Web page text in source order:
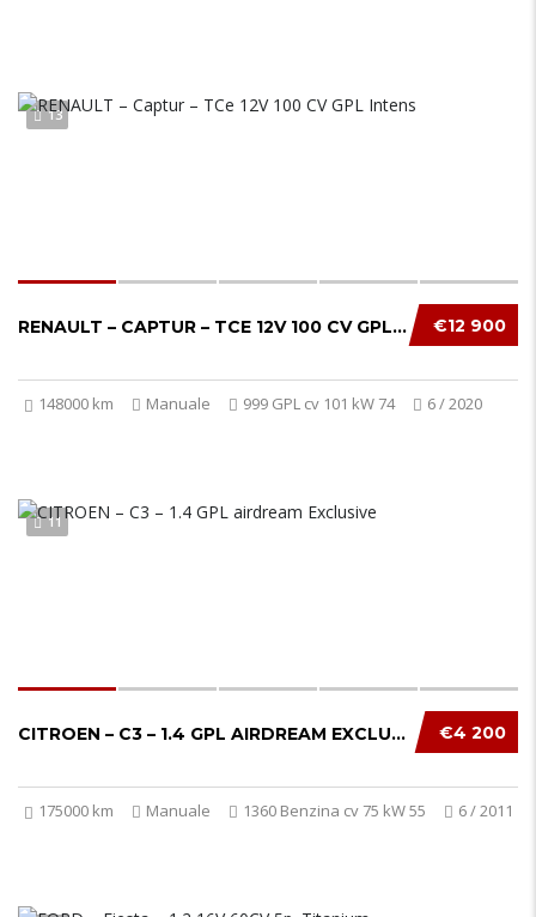
13
€12 900
RENAULT – CAPTUR – TCE 12V 100 CV GPL INTENS...
148000 km Manuale 999 GPL cv 101 kW 74 6 / 2020
11
€4 200
CITROEN – C3 – 1.4 GPL AIRDREAM EXCLUSIVE...
175000 km Manuale 1360 Benzina cv 75 kW 55 6 / 2011